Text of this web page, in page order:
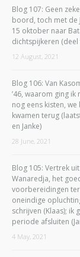
Blog 107: Geen
boord, toch met de
15 oktober naar
dichtspijkeren (deel
12 August, 2021
Blog 106: Van
’46, waarom ging
nog eens kisten,
kwamen terug
en Janke)
28 June, 2021
Blog 105: Vertrek
Wanaredja, het
voorbereidingen
oneindige
schrijven (Klaas); ik
periode afsluiten
4 May, 2021